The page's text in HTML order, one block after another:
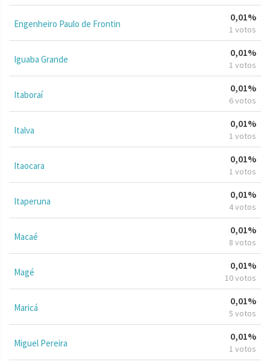
Engenheiro Paulo de Frontin
0,01%
1 votos
Iguaba Grande
0,01%
1 votos
Itaboraí
0,01%
6 votos
Italva
0,01%
1 votos
Itaocara
0,01%
1 votos
Itaperuna
0,01%
4 votos
Macaé
0,01%
8 votos
Magé
0,01%
10 votos
Maricá
0,01%
5 votos
Miguel Pereira
0,01%
1 votos